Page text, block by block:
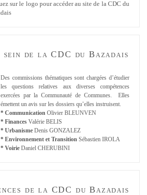
sur le logo pour accéder au site de la CDC du
de la CDC du Bazadais
Des commissions thématiques sont chargées d’étudier
les questions relatives aux diverses compétences
exercées par la Communauté de Communes. Elles
émettent un avis sur les dossiers qu’elles instruisent.
* Communication Olivier BLEUNVEN
* Finances Valérie BELIS
* Urbanisme Denis GONZALEZ
* Environnement et Transition Sébastien IROLA
* Voirie Daniel CHERUBINI
de la CDC du Bazadais